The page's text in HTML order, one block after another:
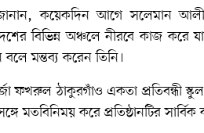
কয়েকদিন আগে সলেমান আলী
বিভিন্ন অঞ্চলে নীরবে কাজ করে
মন্তব্য করেন তিনি।
ফখরুল ঠাকুরগাঁও একতা প্রতিবন্ধী স্কুল
মতবিনিময় করে প্রতিষ্ঠানটির